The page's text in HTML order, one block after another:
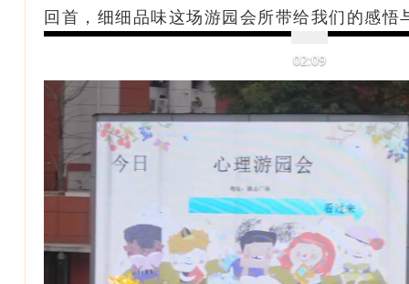
回首，细细品味这场游园会所带给我们的感悟
02:09